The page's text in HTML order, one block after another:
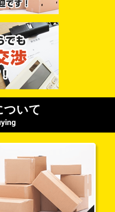
ついて